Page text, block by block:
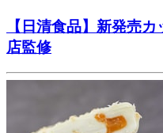
【日清食品】新発売
店監修